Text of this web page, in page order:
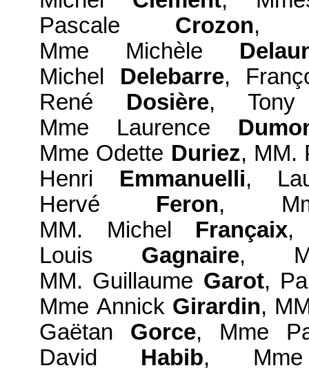
Pascale Crozon,
Mme Michèle
Michel Delebarre,
René Dosière,
Mme Laurence
Mme Odette Duriez, MM.
Henri Emmanuelli,
Hervé Feron,
MM. Michel Françaix,
Louis Gagnaire,
MM. Guillaume Garot,
Mme Annick Girardin,
Gaëtan Gorce, Mme
David Habib,